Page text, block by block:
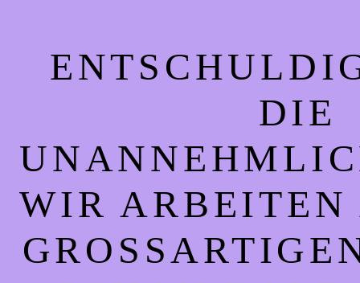
DIE
WIR